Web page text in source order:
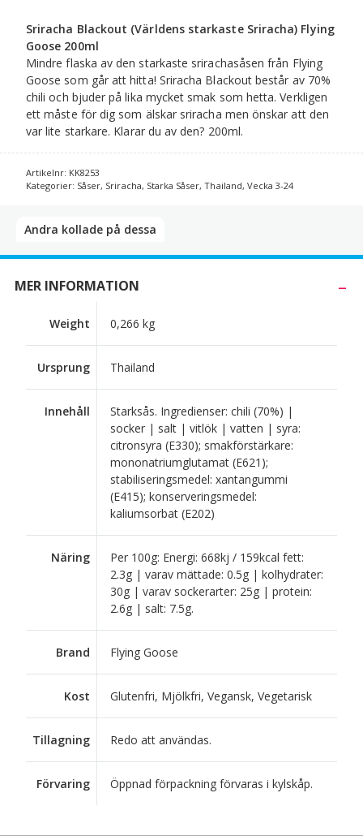
Sriracha)
Flying
Goose
200ml
mängd
Sriracha Blackout (Världens starkaste Sriracha) Flying
Goose 200ml
Mindre flaska av den starkaste srirachasåsen från Flying
Goose som går att hitta! Sriracha Blackout består av 70%
chili och bjuder på lika mycket smak som hetta. Verkligen
ett måste för dig som älskar sriracha men önskar att den
var lite starkare. Klarar du av den? 200ml.
Artikelnr: KK8253
Kategorier: Såser, Sriracha, Starka Såser,Thailand, Vecka 3-24
Andra kollade på dessa​
MER INFORMATION
Weight 0,266 kg
Ursprung Thailand
Innehåll
Starksås. Ingredienser: chili (70%) |
socker | salt | vitlök | vatten | syra:
citronsyra (E330); smakförstärkare:
mononatriumglutamat (E621);
stabiliseringsmedel: xantangummi
(E415); konserveringsmedel:
kaliumsorbat (E202)
Näring
Per 100g: Energi: 668kj / 159kcal fett:
2.3g | varav mättade: 0.5g | kolhydrater:
30g | varav sockerarter: 25g | protein:
2.6g | salt: 7.5g.
Brand Flying Goose
Kost Glutenfri, Mjölkfri, Vegansk, Vegetarisk
Tillagning Redo att användas.
Förvaring Öppnad förpackning förvaras i kylskåp.